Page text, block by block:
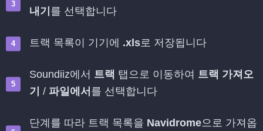
내기 를 선택합니다
트랙 목록이 기기에 .xls로 저장됩니다
Soundiiz에서 트랙 탭으로 이동하여 트랙 가져오
기 / 파일에서 를 선택합니다
단계를 따라 트랙 목록을 Navidrome으로 가져옵